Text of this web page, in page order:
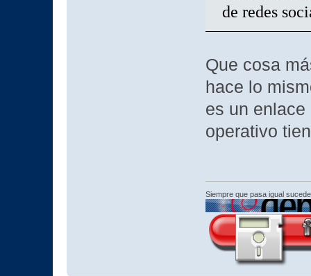
de redes
Que cosa
hace lo
es un
operativo
Siempre que pasa igual